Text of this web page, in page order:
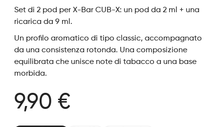
Set di 2 pod per X-Bar CUB-X: un pod da 2 ml + una
ricarica da 9 ml.
Un profilo aromatico di tipo classic, accompagnato
da una consistenza rotonda. Una composizione
equilibrata che unisce note di tabacco a una base
morbida.
9,90 €